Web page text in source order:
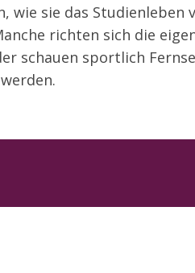
wie sie das
richten sich die
schauen sportlich